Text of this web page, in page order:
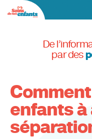
De
par des
enfants à